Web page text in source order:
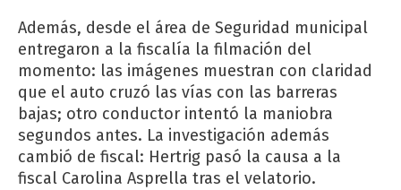
Además, desde el área de Seguridad municipal
entregaron a la fiscalía la filmación del
momento: las imágenes muestran con claridad
que el auto cruzó las vías con las barreras
bajas; otro conductor intentó la maniobra
segundos antes. La investigación además
cambió de fiscal: Hertrig pasó la causa a la
fiscal Carolina Asprella tras el velatorio.